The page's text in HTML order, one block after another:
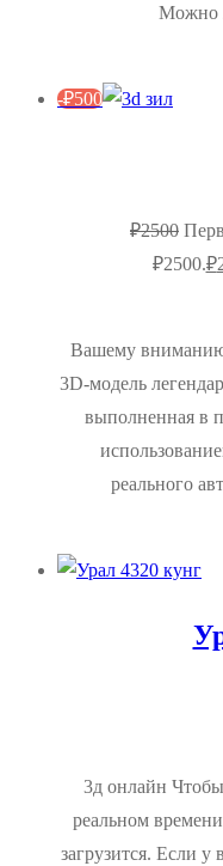
Можно
-₽500
₽2500
₽2500.₽
Вашему вниманию
3D-модель
выполненная в
реального
3д онлайн
реальном
загрузится. Если у